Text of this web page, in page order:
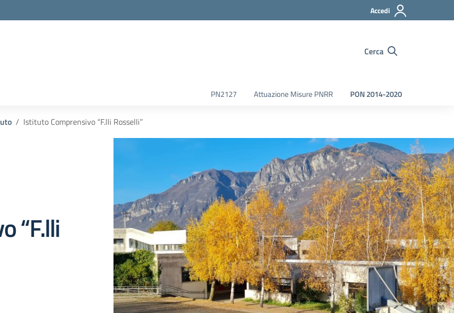
Accedi
Cerca
PN2127 Attuazione Misure PNRR PON 2014-2020
Istituto Comprensivo “F.lli Rosselli”
“F.lli